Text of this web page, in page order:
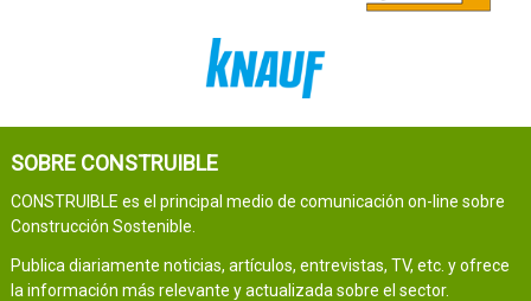
SOBRE CONSTRUIBLE
CONSTRUIBLE es el principal medio de comunicación on-line sobre
Construcción Sostenible.
Publica diariamente noticias, artículos, entrevistas, TV, etc. y ofrece
la información más relevante y actualizada sobre el sector.